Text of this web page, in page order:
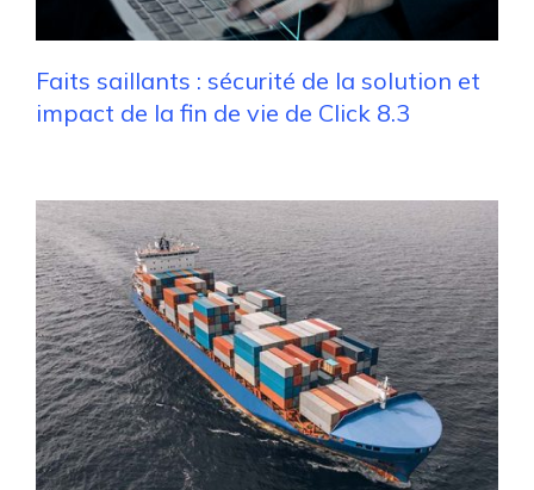
Faits saillants : sécurité de la solution et
impact de la fin de vie de Click 8.3